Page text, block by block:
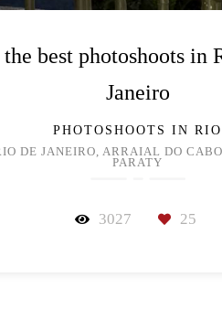
the best photoshoots in
Janeiro
PHOTOSHOOTS IN RIO
DE JANEIRO, ARRAIAL DO
PARATY
3027 25